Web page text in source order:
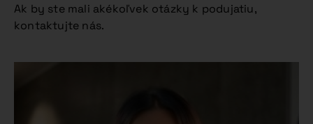
Ak by ste mali akékoľvek otázky k podujatiu,
kontaktujte nás.